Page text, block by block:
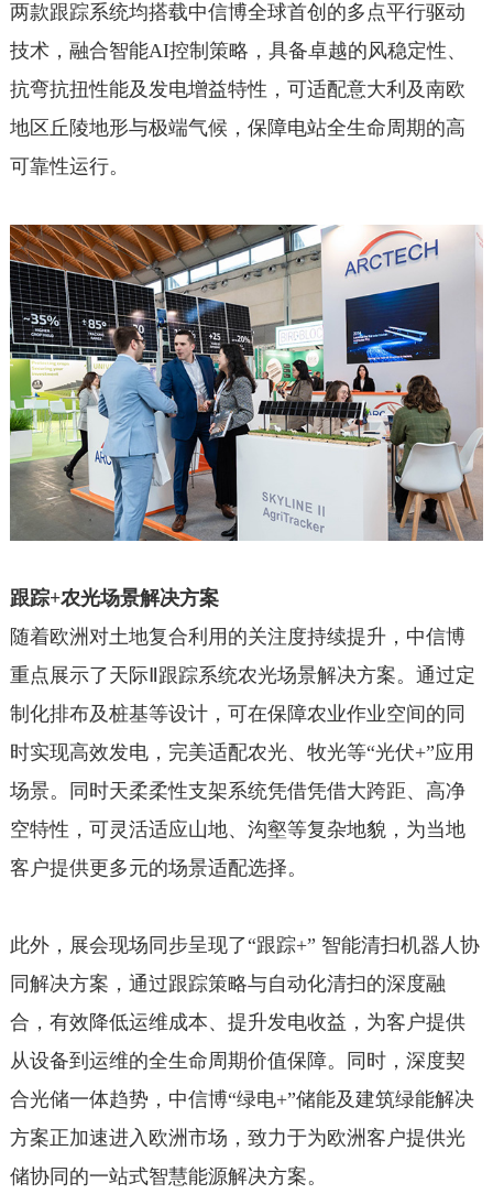
两款跟踪系统均搭载中信博全球首创的多点平行驱动
技术，融合智能AI控制策略，具备卓越的风稳定性、
抗弯抗扭性能及发电增益特性，可适配意大利及南欧
地区丘陵地形与极端气候，保障电站全生命周期的高
可靠性运行。
跟踪+农光场景解决方案
随着欧洲对土地复合利用的关注度持续提升，中信博
重点展示了天际Ⅱ跟踪系统农光场景解决方案。通过定
制化排布及桩基等设计，可在保障农业作业空间的同
时实现高效发电，完美适配农光、牧光等“光伏+”应用
场景。同时天柔柔性支架系统凭借凭借大跨距、高净
空特性，可灵活适应山地、沟壑等复杂地貌，为当地
客户提供更多元的场景适配选择。
此外，展会现场同步呈现了“跟踪+” 智能清扫机器人协
同解决方案，通过跟踪策略与自动化清扫的深度融
合，有效降低运维成本、提升发电收益，为客户提供
从设备到运维的全生命周期价值保障。同时，深度契
合光储一体趋势，中信博“绿电+”储能及建筑绿能解决
方案正加速进入欧洲市场，致力于为欧洲客户提供光
储协同的一站式智慧能源解决方案。